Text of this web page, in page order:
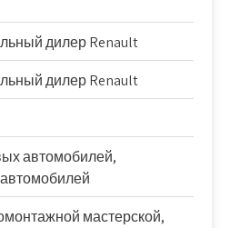
дилер Renault
дилер Renault
автомобилей,
мастерской,